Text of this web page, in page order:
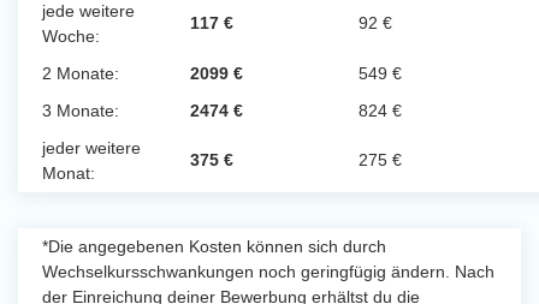
jede weitere
Woche:
117 € 92 €
2 Monate: 2099 €
549 €
3 Monate:
2474 €
824 €
jeder weitere
Monat:
375 € 275 €
*Die angegebenen Kosten können sich durch
Wechselkursschwankungen noch geringfügig ändern. Nach
der Einreichung deiner Bewerbung erhältst du die